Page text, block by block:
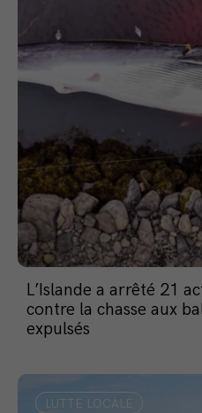
L’Islande a arrêté 21
contre la chasse aux
expulsés
LUTTE LOCALE